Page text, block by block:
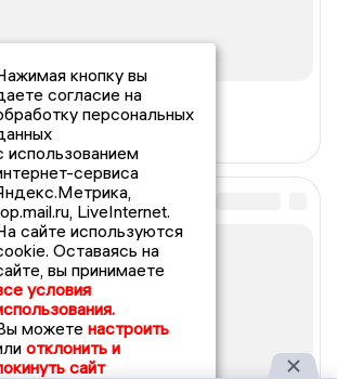
кнопку вы
согласие на
персональных
использованием
сервиса
LiveInternet.
сайте используются
Оставаясь на
вы принимаете
условия
можете настроить
отклонить и
сайт